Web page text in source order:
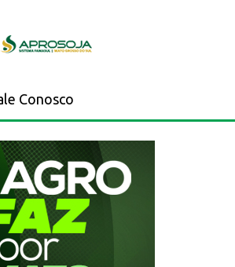
Conosco